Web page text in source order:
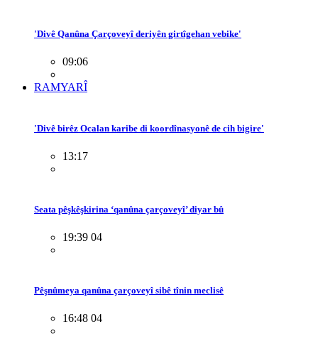
'Divê Qanûna Çarçoveyî deriyên girtîgehan vebike'
09:06
RAMYARÎ
'Divê birêz Ocalan karibe di koordînasyonê de cih bigire'
13:17
Seata pêşkêşkirina ‘qanûna çarçoveyî’ diyar bû
19:39 04
Pêşnûmeya qanûna çarçoveyî sibê tînin meclisê
16:48 04